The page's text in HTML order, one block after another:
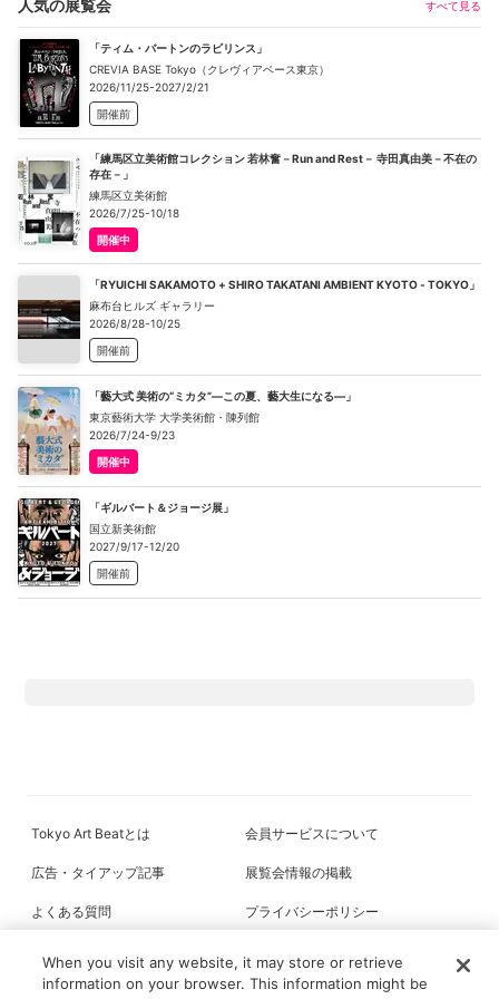
人気の展覧会 すべて見る
「ティム・バートンのラビリンス」
CREVIA BASE Tokyo（クレヴィアベース東京）
2026/11/25-2027/2/21
開催前
「練馬区立美術館コレクション 若林奮－Run and Rest－ 寺田真由美－不在の
存在－」
練馬区立美術館
2026/7/25-10/18
開催中
「RYUICHI SAKAMOTO + SHIRO TAKATANI AMBIENT KYOTO - TOKYO」
麻布台ヒルズ ギャラリー
2026/8/28-10/25
開催前
「藝大式 美術の“ミカタ”―この夏、藝大生になる―」
東京藝術大学 大学美術館・陳列館
2026/7/24-9/23
開催中
「ギルバート＆ジョージ展」
国立新美術館
2027/9/17-12/20
開催前
Tokyo Art Beatとは 会員サービスについて
広告・タイアップ記事 展覧会情報の掲載
よくある質問 プライバシーポリシー
When you visit any website, it may store or retrieve
information on your browser. This information might be